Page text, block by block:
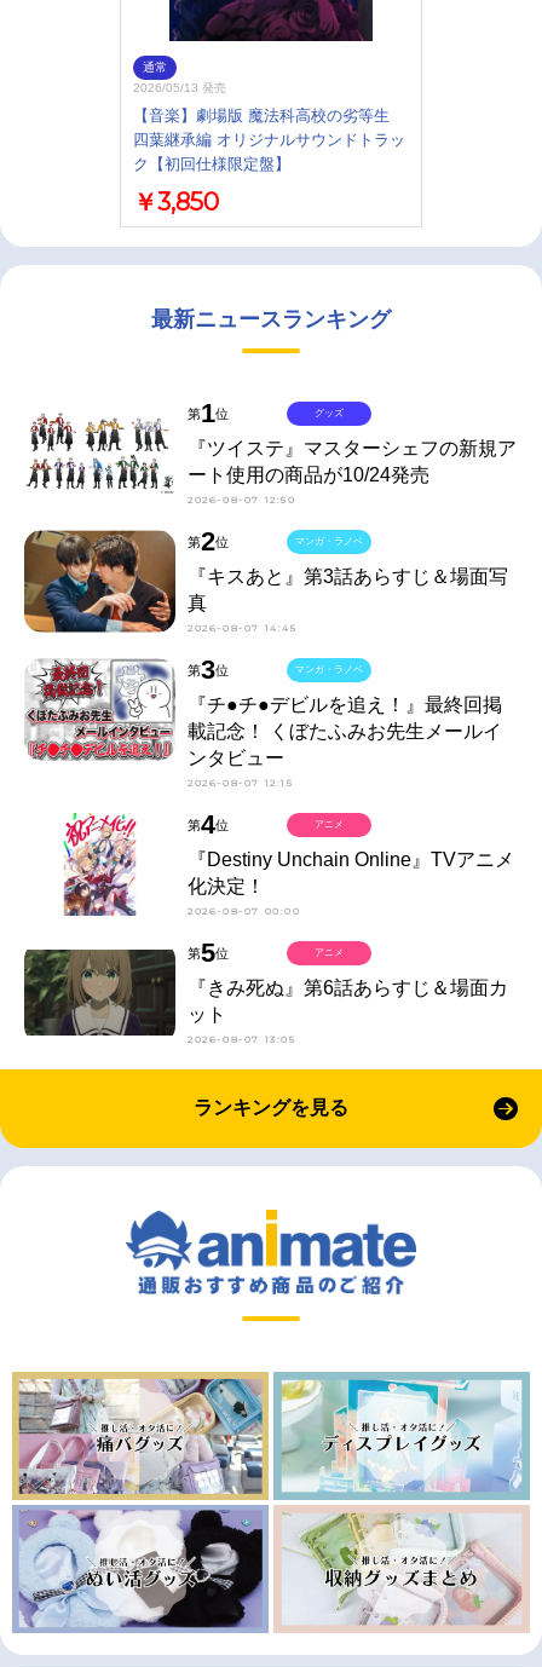
通常
2026/05/13 発売
【音楽】劇場版 魔法科高校の劣等生
四葉継承編 オリジナルサウンドトラッ
ク【初回仕様限定盤】
￥3,850
最新ニュースランキング
第1位
『ツイステ』マスターシェフの新規ア
ート使用の商品が10/24発売
2026-08-07 12:50
グッズ
第2位
『キスあと』第3話あらすじ＆場面写
真
2026-08-07 14:45
マンガ・ラノベ
第3位
『チ●チ●デビルを追え！』最終回掲
載記念！ くぼたふみお先生メールイ
ンタビュー
2026-08-07 12:15
マンガ・ラノベ
第4位
『Destiny Unchain Online』TVアニメ
化決定！
2026-08-07 00:00
アニメ
第5位
『きみ死ぬ』第6話あらすじ＆場面カ
ット
2026-08-07 13:05
アニメ
ランキングを見る